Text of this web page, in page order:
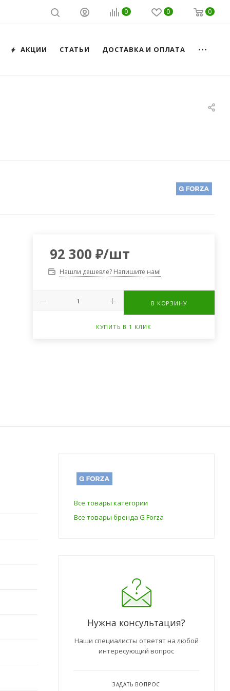
0 0 0
АКЦИИ СТАТЬИ ДОСТАВКА И ОПЛАТА
92 300 ₽/шт
Нашли дешевле? Напишите нам!
В КОРЗИНУ
КУПИТЬ В 1 КЛИК
Все товары категории
Все товары бренда G Forza
Нужна консультация?
Наши специалисты ответят на любой
интересующий вопрос
ЗАДАТЬ ВОПРОС